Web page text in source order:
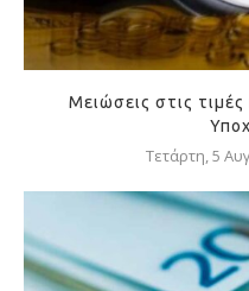
Μειώσεις στις
Τετάρτη, 5